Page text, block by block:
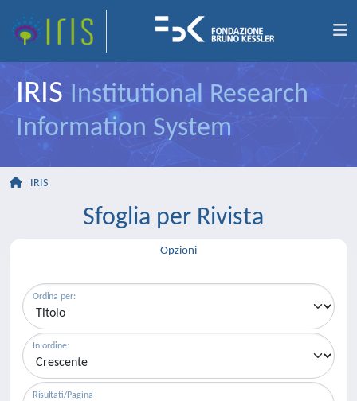
IRIS Institutional Research
Information System
IRIS
Sfoglia per Rivista
Opzioni
Ordina per:
In ordine:
Risultati/Pagina